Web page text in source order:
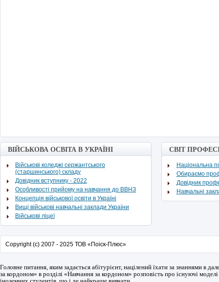
ВІЙСЬКОВА ОСВІТА В УКРАЇНІ
Військові коледжі сержантського
(старшинського) складу
Довідник вступнику - 2022
Особливості прийому на навчання до ВВНЗ
Концепція військової освіти в Україні
Вищі військові навчальні заклади України
Військові ліцеї
СВІТ
Національна
Обираємо
Довідник
Навчальні
Copyright (c) 2007 - 2025 ТОВ «Поіск-Плюс»
Головне питання, яким задається абітурієнт, націлений їхати за знаннями в
за кордоном» в розділі «Навчання за кордоном» розповість про існуючі